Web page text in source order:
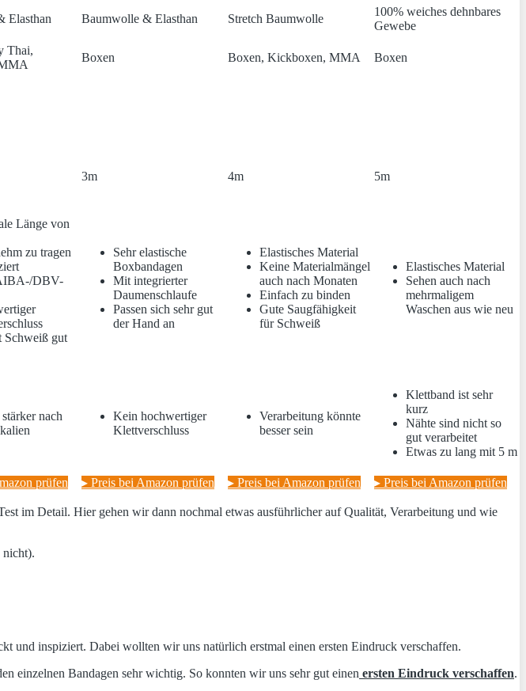
Elasthan Baumwolle & Elasthan Stretch Baumwolle
100% weiches dehnbares
Gewebe
Thai,
Boxen Boxen, Kickboxen, MMA Boxen
3m 4m
5m
Länge von
zu tragen
DBV-
Schweiß gut
Sehr elastische
Boxbandagen
Mit integrierter
Daumenschlaufe
Passen sich sehr gut
der Hand an
Elastisches Material
Keine Materialmängel
auch nach Monaten
Einfach zu binden
Gute Saugfähigkeit
für Schweiß
Elastisches Material
Sehen auch nach
mehrmaligem
Waschen aus wie neu
nach
Kein hochwertiger
Klettverschluss
Verarbeitung könnte
besser sein
Klettband ist sehr
kurz
Nähte sind nicht so
gut verarbeitet
Etwas zu lang mit 5 m
prüfen ▸ Preis bei Amazon prüfen ▸ Preis bei Amazon prüfen ▸ Preis bei Amazon prüfen
im Detail. Hier gehen wir dann nochmal etwas ausführlicher auf Qualität, Verarbeitung und wie
nicht).
und inspiziert. Dabei wollten wir uns natürlich erstmal einen ersten Eindruck verschaffen.
einzelnen Bandagen sehr wichtig. So konnten wir uns sehr gut einen ersten Eindruck verschaffen.